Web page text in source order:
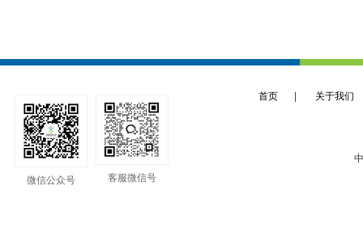
首页 关于我们
微信公众号
客服微信号